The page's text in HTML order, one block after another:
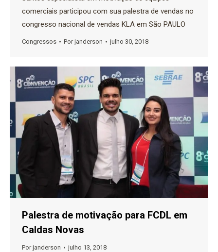
comerciais participou com sua palestra de vendas no
congresso nacional de vendas KLA em São PAULO
Congressos Porjanderson julho 30, 2018
Palestra de motivação para FCDL em
Caldas Novas
Porjanderson julho 13, 2018